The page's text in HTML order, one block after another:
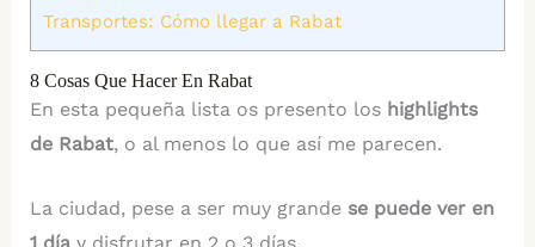
Transportes: Cómo llegar a Rabat
8 Cosas Que Hacer En Rabat
En esta pequeña lista os presento los highlights
de Rabat, o al menos lo que así me parecen.
La ciudad, pese a ser muy grande se puede ver en